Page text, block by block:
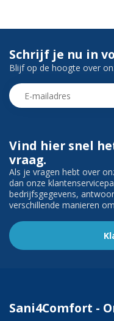
Vind hier snel
vraag.
Als je vragen hebt over
dan onze
bedrijfsgegevens,
verschillende manieren
Schrijf je nu in
Blijf op de hoogte over
Sani4Comfort -